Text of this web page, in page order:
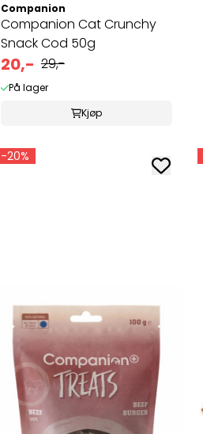
Companion
Companion Cat Crunchy
Snack Cod 50g
20,- 29,-
På lager
Kjøp
-20%